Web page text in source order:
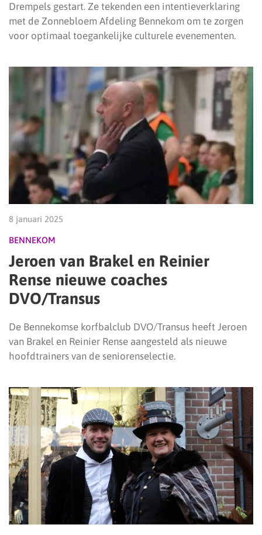
Drempels gestart. Ze tekenden een intentieverklaring
met de Zonnebloem Afdeling Bennekom om te zorgen
voor optimaal toegankelijke culturele evenementen.
8 januari 2025
BENNEKOM
Jeroen van Brakel en Reinier
Rense nieuwe coaches
DVO/Transus
De Bennekomse korfbalclub DVO/Transus heeft Jeroen
van Brakel en Reinier Rense aangesteld als nieuwe
hoofdtrainers van de seniorenselectie.